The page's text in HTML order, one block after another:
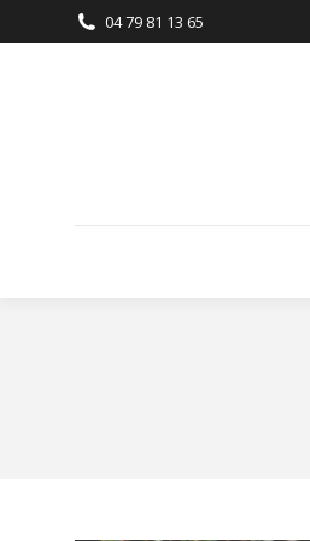
04 79 81 13 65